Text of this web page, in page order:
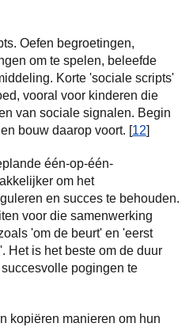
Oefen begroetingen,
om te spelen, beleefde
Korte 'sociale scripts'
vooral voor kinderen die
van sociale signalen. Begin
bouw daarop voort. [12]
één-op-één-
om het
en succes te behouden.
voor die samenwerking
'om de beurt' en 'eerst
Het is het beste om de duur
pogingen te
kopiëren manieren om hun